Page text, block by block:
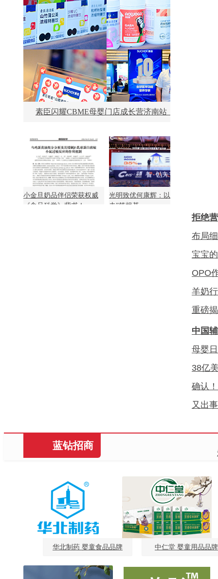
素臣闪耀CBME母婴门店成长营济南站！
小金旦奶品伴侣荣获权威
《食品科学》背书！
光明致优何康辉：以“慢功
夫”筑根基
拒绝
布局
宝宝
OPO
羊奶
重磅
中国
母婴
38亿
确认
又出
蓝钻招商
华北制药 婴童食品品牌 中仁堂 婴童用品品牌